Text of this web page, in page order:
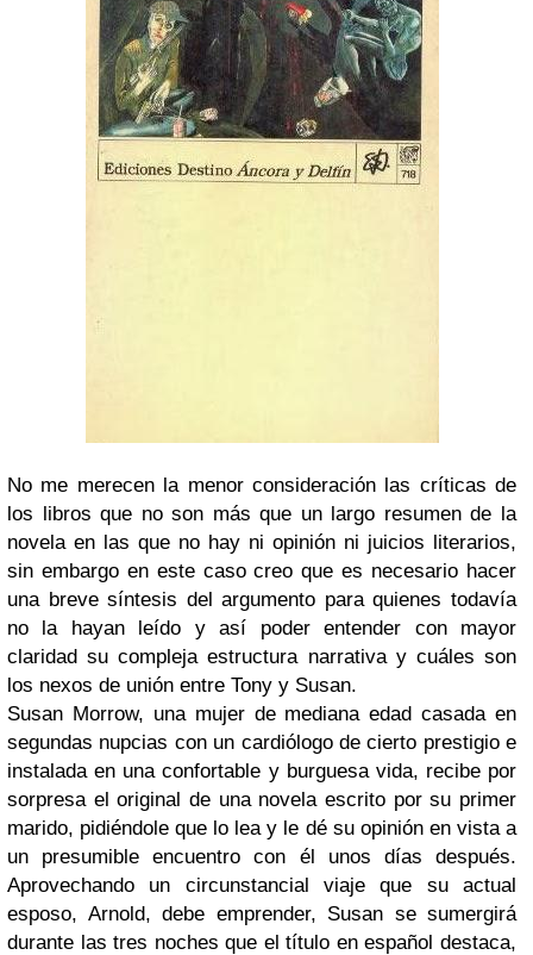
No me merecen la menor consideración las críticas de
los libros que no son más que un largo resumen de la
novela en las que no hay ni opinión ni juicios literarios,
sin embargo en este caso creo que es necesario hacer
una breve síntesis del argumento para quienes todavía
no la hayan leído y así poder entender con mayor
claridad su compleja estructura narrativa y cuáles son
los nexos de unión entre Tony y Susan.
Susan Morrow, una mujer de mediana edad casada en
segundas nupcias con un cardiólogo de cierto prestigio e
instalada en una confortable y burguesa vida, recibe por
sorpresa el original de una novela escrito por su primer
marido, pidiéndole que lo lea y le dé su opinión en vista a
un presumible encuentro con él unos días después.
Aprovechando un circunstancial viaje que su actual
esposo, Arnold, debe emprender, Susan se sumergirá
durante las tres noches que el título en español destaca,